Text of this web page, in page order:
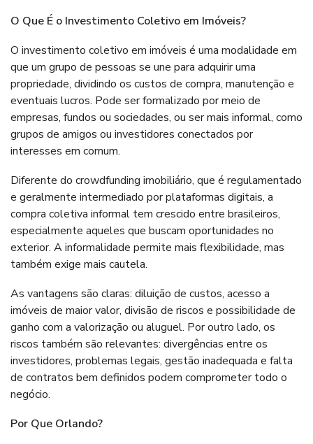
O Que É o Investimento Coletivo em Imóveis?
O investimento coletivo em imóveis é uma modalidade em
que um grupo de pessoas se une para adquirir uma
propriedade, dividindo os custos de compra, manutenção e
eventuais lucros. Pode ser formalizado por meio de
empresas, fundos ou sociedades, ou ser mais informal, como
grupos de amigos ou investidores conectados por
interesses em comum.
Diferente do crowdfunding imobiliário, que é regulamentado
e geralmente intermediado por plataformas digitais, a
compra coletiva informal tem crescido entre brasileiros,
especialmente aqueles que buscam oportunidades no
exterior. A informalidade permite mais flexibilidade, mas
também exige mais cautela.
As vantagens são claras: diluição de custos, acesso a
imóveis de maior valor, divisão de riscos e possibilidade de
ganho com a valorização ou aluguel. Por outro lado, os
riscos também são relevantes: divergências entre os
investidores, problemas legais, gestão inadequada e falta
de contratos bem definidos podem comprometer todo o
negócio.
Por Que Orlando?